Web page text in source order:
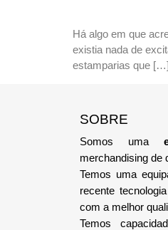
Há algo em que
existia nada de
estamparias que […]
SOBRE
Somos uma
merchandising de
Temos uma
recente tecnologia
com a melhor
Temos